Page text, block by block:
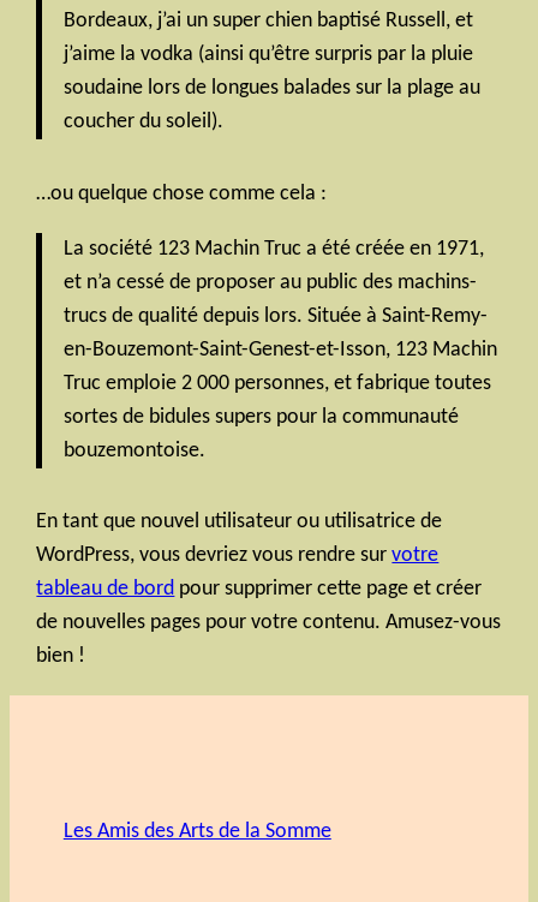
Bordeaux, j’ai un super chien baptisé Russell, et
j’aime la vodka (ainsi qu’être surpris par la pluie
soudaine lors de longues balades sur la plage au
coucher du soleil).
…ou quelque chose comme cela :
La société 123 Machin Truc a été créée en 1971,
et n’a cessé de proposer au public des machins-
trucs de qualité depuis lors. Située à Saint-Remy-
en-Bouzemont-Saint-Genest-et-Isson, 123 Machin
Truc emploie 2 000 personnes, et fabrique toutes
sortes de bidules supers pour la communauté
bouzemontoise.
En tant que nouvel utilisateur ou utilisatrice de
WordPress, vous devriez vous rendre survotre
tableau de bord pour supprimer cette page et créer
de nouvelles pages pour votre contenu. Amusez-vous
bien !
Les Amis des Arts de la Somme